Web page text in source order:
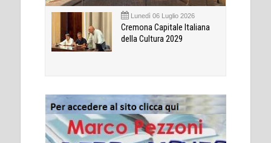
Lunedì 06 Luglio 2026
Cremona Capitale Italiana
della Cultura 2029